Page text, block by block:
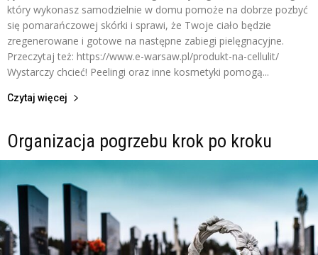
który wykonasz samodzielnie w domu pomoże na dobrze pozbyć
się pomarańczowej skórki i sprawi, że Twoje ciało będzie
zregenerowane i gotowe na następne zabiegi pielęgnacyjne.
Przeczytaj też: https://www.e-warsaw.pl/produkt-na-cellulit/
Wystarczy chcieć! Peelingi oraz inne kosmetyki pomogą...
Czytaj więcej
Organizacja pogrzebu krok po kroku